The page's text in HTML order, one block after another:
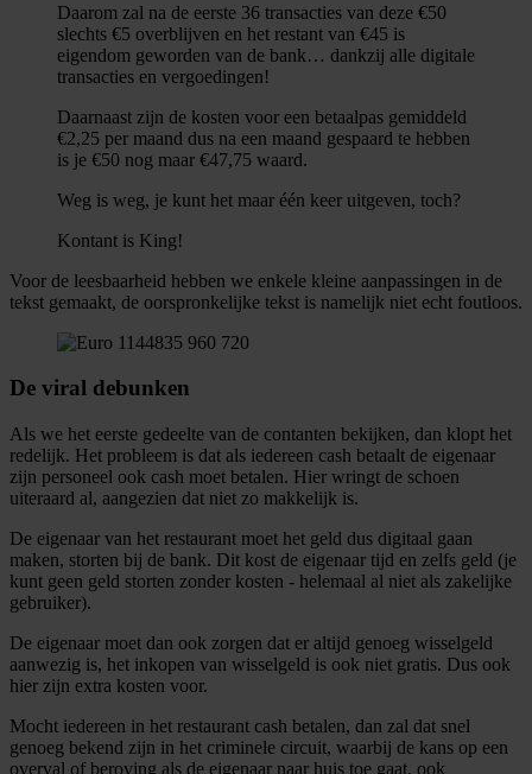
Daarom zal na de eerste 36 transacties van deze €50
slechts €5 overblijven en het restant van €45 is
eigendom geworden van de bank… dankzij alle digitale
transacties en vergoedingen!
Daarnaast zijn de kosten voor een betaalpas gemiddeld
€2,25 per maand dus na een maand gespaard te hebben
is je €50 nog maar €47,75 waard.
Weg is weg, je kunt het maar één keer uitgeven, toch?
Kontant is King!
Voor de leesbaarheid hebben we enkele kleine aanpassingen in de
tekst gemaakt, de oorspronkelijke tekst is namelijk niet echt foutloos.
De viral debunken
Als we het eerste gedeelte van de contanten bekijken, dan klopt het
redelijk. Het probleem is dat als iedereen cash betaalt de eigenaar
zijn personeel ook cash moet betalen. Hier wringt de schoen
uiteraard al, aangezien dat niet zo makkelijk is.
De eigenaar van het restaurant moet het geld dus digitaal gaan
maken, storten bij de bank. Dit kost de eigenaar tijd en zelfs geld (je
kunt geen geld storten zonder kosten - helemaal al niet als zakelijke
gebruiker).
De eigenaar moet dan ook zorgen dat er altijd genoeg wisselgeld
aanwezig is, het inkopen van wisselgeld is ook niet gratis. Dus ook
hier zijn extra kosten voor.
Mocht iedereen in het restaurant cash betalen, dan zal dat snel
genoeg bekend zijn in het criminele circuit, waarbij de kans op een
overval of beroving als de eigenaar naar huis toe gaat, ook